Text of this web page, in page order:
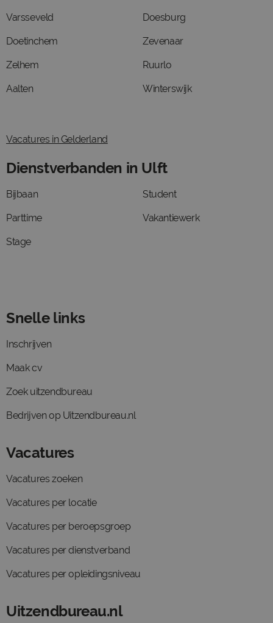
Varsseveld
Doetinchem
Zelhem
Aalten
Doesburg
Zevenaar
Ruurlo
Winterswijk
Vacatures in Gelderland
Dienstverbanden in Ulft
Bijbaan
Parttime
Stage
Student
Vakantiewerk
Snelle links
Inschrijven
Maak cv
Zoek uitzendbureau
Bedrijven op Uitzendbureau.nl
Vacatures
Vacatures zoeken
Vacatures per locatie
Vacatures per beroepsgroep
Vacatures per dienstverband
Vacatures per opleidingsniveau
Uitzendbureau.nl